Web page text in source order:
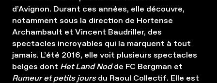
d’Avignon. Durant ces années, elle découvre,
notamment sous la direction de Hortense
Archambault et Vincent Baudriller, des
spectacles incroyables qui la marquent à tout
jamais. L’été 2016, elle voit plusieurs spectacles
belges dont Het Land Nodde FC Bergman et
Rumeur et petits joursdu Raoul Collectif. Elle est